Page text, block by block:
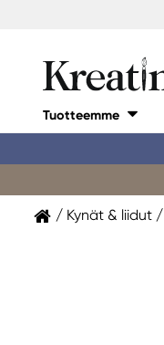
Tuotteemme
Kynät & liidut